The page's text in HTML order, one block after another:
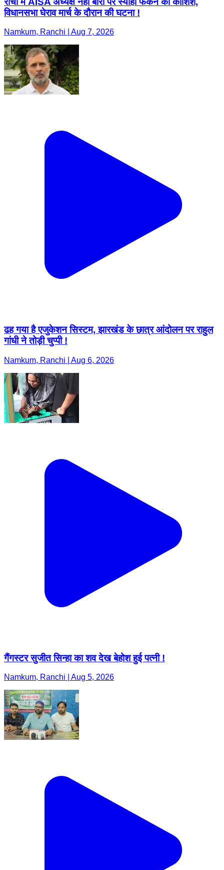
विधानसभा घेराव मार्च के दौरान की घटना !
Namkum, Ranchi | Aug 7, 2026
ढह गया है एजुकेशन सिस्टम, झारखंड के छात्र आंदोलन पर राहुल
गांधी ने तोड़ी चुप्पी !
Namkum, Ranchi | Aug 6, 2026
गैंगस्टर सुजीत सिन्हा का शव देख बेहोश हुई पत्नी !
Namkum, Ranchi | Aug 5, 2026